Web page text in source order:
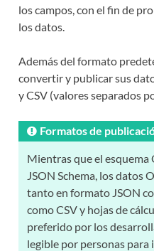
los campos, con el fin de
los datos.
Además del formato
convertir y publicar sus
y CSV (valores separados
Formatos de
Mientras que el esquema
JSON Schema, los datos
tanto en formato JSON
como CSV y hojas de
preferido por los
legible por personas